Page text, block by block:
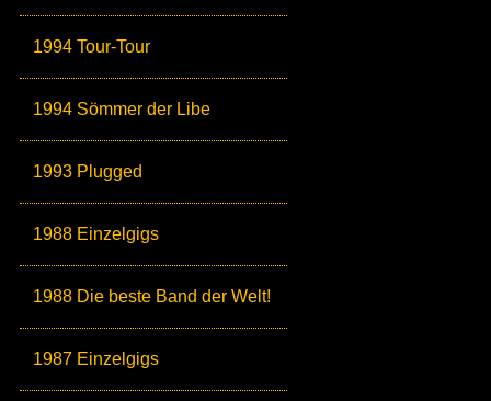
1994 Tour-Tour
1994 Sömmer der Libe
1993 Plugged
1988 Einzelgigs
1988 Die beste Band der Welt!
1987 Einzelgigs